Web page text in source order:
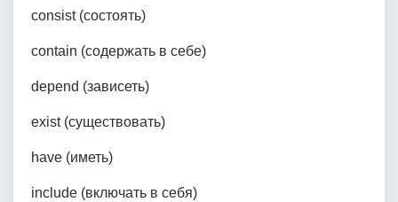
consist (состоять)
contain (содержать в себе)
depend (зависеть)
exist (существовать)
have (иметь)
include (включать в себя)